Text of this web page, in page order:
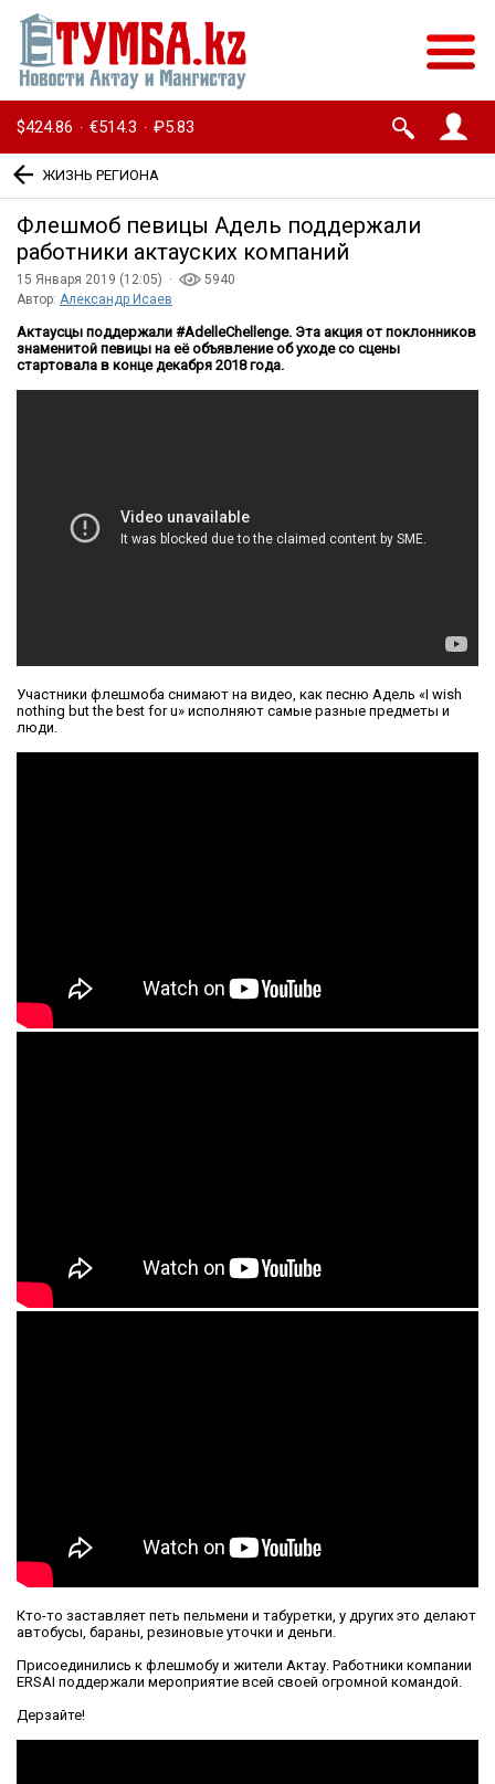
$424.86 · €514.3 · ₽5.83
ЖИЗНЬ РЕГИОНА
Флешмоб певицы Адель поддержали
работники актауских компаний
15 Января 2019 (12:05) ·
5940
Автор: Александр Исаев
Актаусцы поддержали #AdelleChellenge. Эта акция от поклонников
знаменитой певицы на её объявление об уходе со сцены
стартовала в конце декабря 2018 года.
Участники флешмоба снимают на видео, как песню Адель «I wish
nothing but the best for u» исполняют самые разные предметы и
люди.
Кто-то заставляет петь пельмени и табуретки, у других это делают
автобусы, бараны, резиновые уточки и деньги.
Присоединились к флешмобу и жители Актау. Работники компании
ERSAI поддержали мероприятие всей своей огромной командой.
Дерзайте!